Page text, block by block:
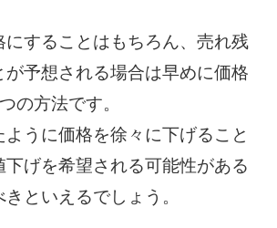
にすることはもちろん、売れ残
が予想される場合は早めに価格
の方法です。
うに価格を徐々に下げること
下げを希望される可能性がある
といえるでしょう。